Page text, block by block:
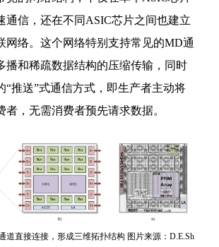
通信，还在不同ASIC芯片之间也建立
网络。这个网络特别支持常见的MD通
播和稀疏数据结构的压缩传输，同时
“推送”式通信方式，即生产者主动将
者，无需消费者预先请求数据。
道直接连接，形成三维拓扑结构 图片来源：D.E.Sh